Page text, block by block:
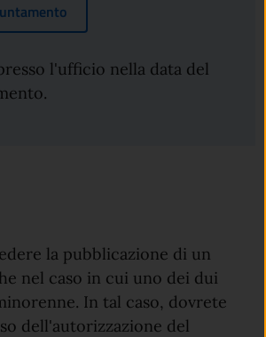
l'ufficio nella data del
la pubblicazione di un
nel caso in cui uno dei dui
In tal caso, dovrete
dell'autorizzazione del